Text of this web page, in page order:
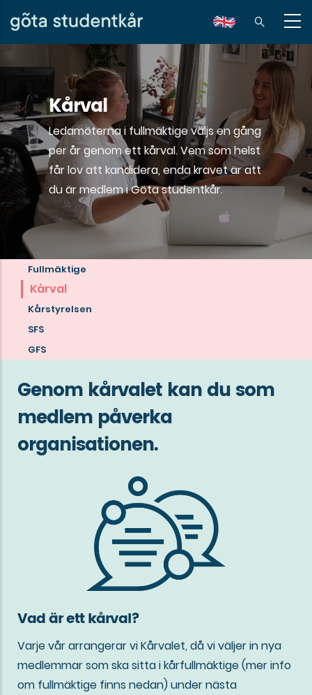
Hoppa
till
huvudinnehåll
en
Kårval
Ledamöterna i fullmäktige väljs en gång
per år genom ett kårval. Vem som helst
får lov att kandidera, enda kravet är att
du är medlem i Göta studentkår.
Läs
Göta
interna
organisation
och
samarbetsorgan
Fullmäktige
Kårval
Kårstyrelsen
SFS
GFS
Genom kårvalet kan du som
medlem påverka
organisationen.
Vad är ett kårval?
Varje vår arrangerar vi Kårvalet, då vi väljer in nya
medlemmar som ska sitta i kårfullmäktige (mer info
om fullmäktige finns nedan) under nästa